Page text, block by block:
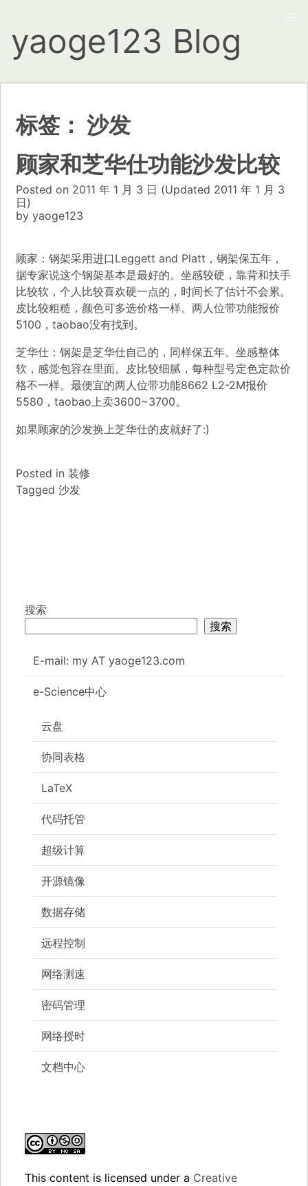
yaoge123 Blog
标签： 沙发
顾家和芝华仕功能沙发比较
Posted on 2011 年 1 月 3 日 (Updated 2011 年 1 月 3
日)
by yaoge123
顾家：钢架采用进口Leggett and Platt，钢架保五年，
据专家说这个钢架基本是最好的。坐感较硬，靠背和扶手
比较软，个人比较喜欢硬一点的，时间长了估计不会累。
皮比较粗糙，颜色可多选价格一样。两人位带功能报价
5100，taobao没有找到。
芝华仕：钢架是芝华仕自己的，同样保五年。坐感整体
软，感觉包容在里面。皮比较细腻，每种型号定色定款价
格不一样。最便宜的两人位带功能8662 L2-2M报价
5580，taobao上卖3600~3700。
如果顾家的沙发换上芝华仕的皮就好了:)
Posted in 装修
Tagged 沙发
搜索
搜索
E-mail: my AT yaoge123.com
e-Science中心
云盘
协同表格
LaTeX
代码托管
超级计算
开源镜像
数据存储
远程控制
网络测速
密码管理
网络授时
文档中心
This content is licensed under a Creative